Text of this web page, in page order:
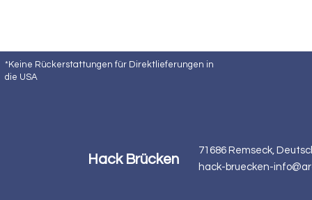
*Keine Rückerstattungen für Direktlieferungen in
die USA
Hack Brücken
71686 Remseck,
hack-bruecken-